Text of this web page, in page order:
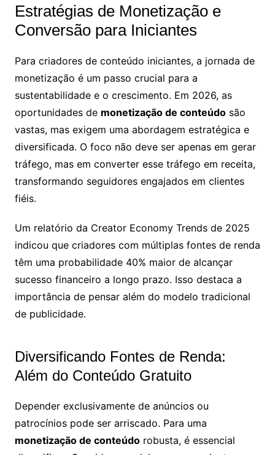
Estratégias de Monetização e
Conversão para Iniciantes
Para criadores de conteúdo iniciantes, a jornada de
monetização é um passo crucial para a
sustentabilidade e o crescimento. Em 2026, as
oportunidades de monetização de conteúdosão
vastas, mas exigem uma abordagem estratégica e
diversificada. O foco não deve ser apenas em gerar
tráfego, mas em converter esse tráfego em receita,
transformando seguidores engajados em clientes
fiéis.
Um relatório da Creator Economy Trends de 2025
indicou que criadores com múltiplas fontes de renda
têm uma probabilidade 40% maior de alcançar
sucesso financeiro a longo prazo. Isso destaca a
importância de pensar além do modelo tradicional
de publicidade.
Diversificando Fontes de Renda:
Além do Conteúdo Gratuito
Depender exclusivamente de anúncios ou
patrocínios pode ser arriscado. Para uma
monetização de conteúdorobusta, é essencial